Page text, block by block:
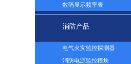
数码显示频率表
消防产品
电气火灾监控探测器
消防电源监控模块